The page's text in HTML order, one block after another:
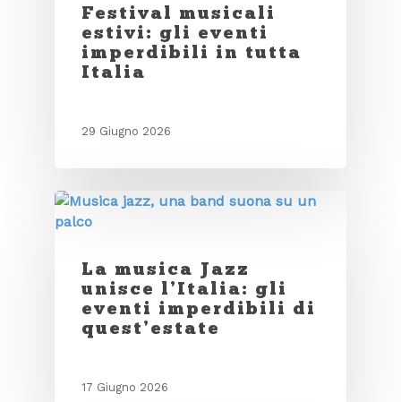
Festival musicali
estivi: gli eventi
imperdibili in tutta
Italia
29 Giugno 2026
La musica Jazz
unisce l’Italia: gli
eventi imperdibili di
quest’estate
17 Giugno 2026